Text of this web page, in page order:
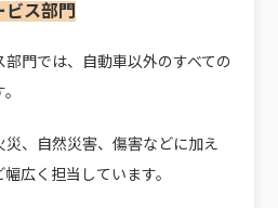
ス部門
門では、自動車以外のすべての
災、自然災害、傷害などに加え
広く担当しています。